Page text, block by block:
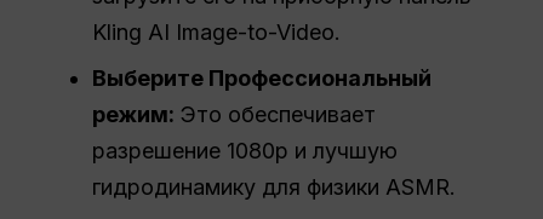
Kling AI Image-to-Video.
Выберите Профессиональный
режим: Это обеспечивает
разрешение 1080p и лучшую
гидродинамику для физики ASMR.